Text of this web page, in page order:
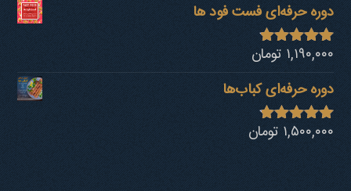
دوره حرفه‌ای فست فود ها
نمره4.80
از 5
۱,۱۹۰,۰۰۰ تومان
دوره حرفه‌ای کباب‎‌ها
نمره4.73
۱,۵۰۰,۰۰۰ تومان